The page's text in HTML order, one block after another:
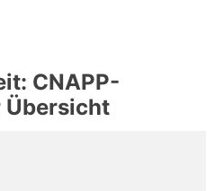
CNAPP-
Übersicht